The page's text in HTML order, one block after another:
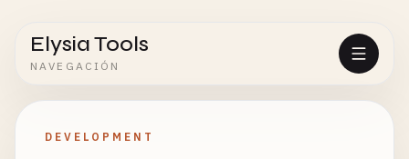
Elysia Tools
NAVEGACIÓN
DEVELOPMENT